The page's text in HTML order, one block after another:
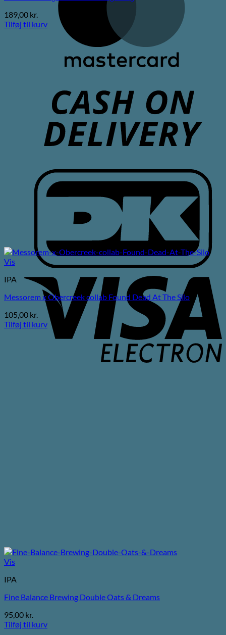
189,00 kr.
Tilføj til kurv
Vis
IPA
Messorem x Obercreek collab Found Dead At The Silo
105,00 kr.
Tilføj til kurv
Vis
IPA
Fine Balance Brewing Double Oats & Dreams
95,00 kr.
Tilføj til kurv